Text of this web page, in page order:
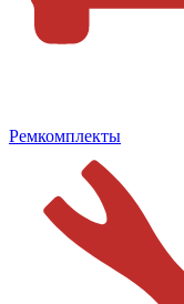
Ремкомплекты